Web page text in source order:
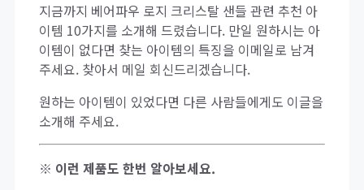
지금까지 베어파우 로지 크리스탈 샌들 관련 추천 아
이템 10가지를 소개해 드렸습니다. 만일 원하시는 아
이템이 없다면 찾는 아이템의 특징을 이메일로 남겨
주세요. 찾아서 메일 회신드리겠습니다.
원하는 아이템이 있었다면 다른 사람들에게도 이글을
소개해 주세요.
※ 이런 제품도 한번 알아보세요.